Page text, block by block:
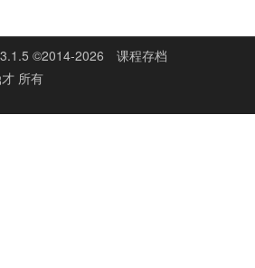
©2014-2026
课程存档
所有